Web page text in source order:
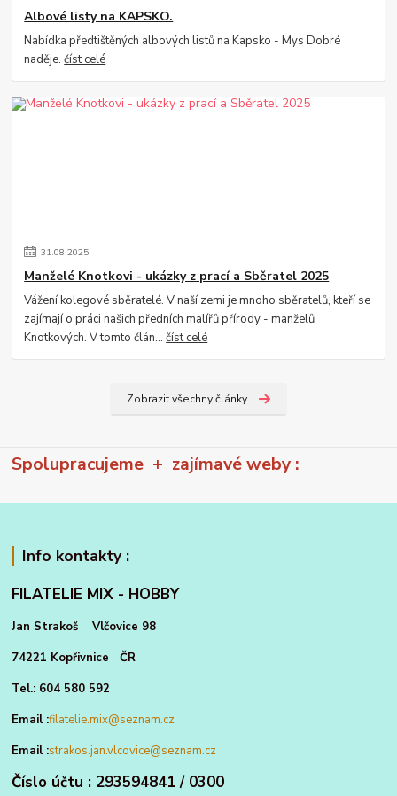
Albové listy na KAPSKO.
Nabídka předtištěných albových listů na Kapsko - Mys Dobré
naděje.číst celé
31.08.2025
Manželé Knotkovi - ukázky z prací a Sběratel 2025
Vážení kolegové sběratelé. V naší zemi je mnoho sběratelů, kteří se
zajímají o práci našich předních malířů přírody - manželů
Knotkových. V tomto člán...číst celé
Zobrazit všechny články
Spolupracujeme + zajímavé weby :
Info kontakty :
FILATELIE MIX - HOBBY
Jan Strakoš Vlčovice 98
74221 Kopřivnice ČR
Tel.: 604 580 592
Email :filatelie.mix@seznam.cz
Email :strakos.jan.vlcovice@seznam.cz
Číslo účtu : 293594841 / 0300